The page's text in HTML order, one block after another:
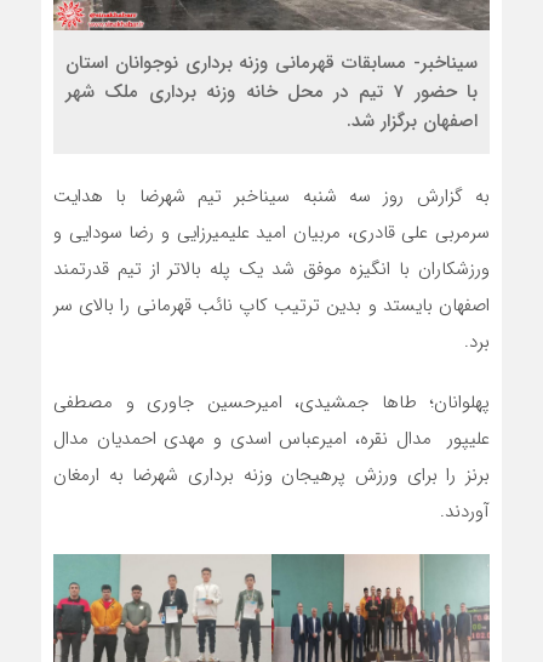
سیناخبر- مسابقات قهرمانی وزنه برداری نوجوانان استان
با حضور 7 تیم در محل خانه وزنه برداری ملک شهر
اصفهان برگزار شد.
به گزارش روز سه شنبه سیناخبر تیم شهرضا با هدایت
سرمربی علی قادری، مربیان امید علیمیرزایی و رضا سودایی و
ورزشکاران با انگیزه موفق شد یک پله بالاتر از تیم قدرتمند
اصفهان بایستد و بدین ترتیب کاپ نائب قهرمانی را بالای سر
برد.
پهلوانان؛ طاها جمشیدی، امیرحسین جاوری و مصطفی
علیپور مدال نقره، امیرعباس اسدی و مهدی احمدیان مدال
برنز را برای ورزش پرهیجان وزنه برداری شهرضا به ارمغان
آوردند.